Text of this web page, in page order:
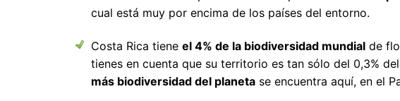
Perú
Vietnam Italia
Noruega
Portugal
cual está muy por encima de los países del entorno.
Costa Rica tiene el 4% de la biodiversidad mundial de
tienes en cuenta que su territorio es tan sólo del 0,3%
más biodiversidad del planeta se encuentra aquí, en el